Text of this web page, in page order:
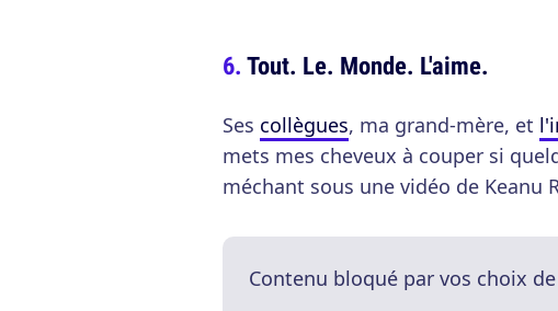
Tout. Le. Monde. L'aime.
Ses collègues, ma grand-mère, et
mets mes cheveux à couper si
méchant sous une vidéo de Keanu
Contenu bloqué par vos choix